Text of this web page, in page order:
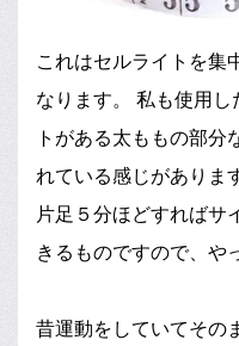
これはセルライトを集
なります。 私も使用
トがある太ももの部分
れている感じがありま
片足５分ほどすればサ
きるものですので、や
昔運動をしていてその